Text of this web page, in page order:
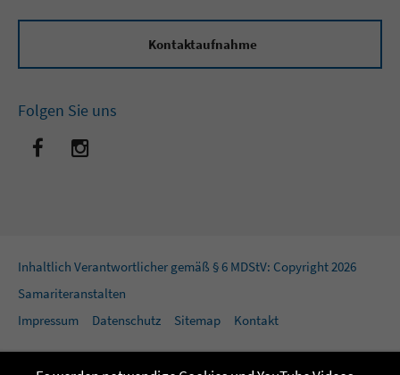
Kontaktaufnahme
Folgen Sie uns
Inhaltlich Verantwortlicher gemäß § 6 MDStV: Copyright 2026
Samariteranstalten
Impressum
Datenschutz Sitemap Kontakt